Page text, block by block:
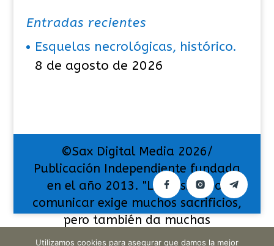
Entradas recientes
Esquelas necrológicas, histórico.
8 de agosto de 2026
©Sax Digital Media 2026/
Publicación Independiente fundada
en el año 2013. "La pasión por
comunicar exige muchos sacrificios,
pero también da muchas
satisfacciones".
Utilizamos cookies para asegurar que damos la mejor